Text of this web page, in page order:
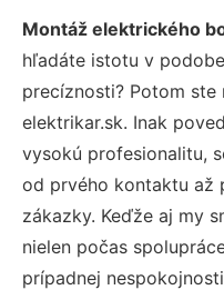
Montáž elektrického
hľadáte istotu v
precíznosti? Potom ste
elektrikar.sk. Inak
vysokú profesionalitu,
od prvého kontaktu až
zákazky. Keďže aj my
nielen počas
prípadnej